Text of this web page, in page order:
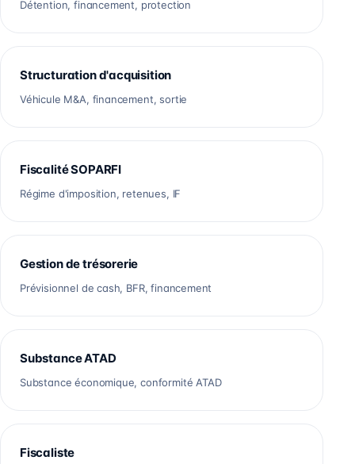
Détention, financement, protection
Structuration d'acquisition
Véhicule M&A, financement, sortie
Fiscalité SOPARFI
Régime d'imposition, retenues, IF
Gestion de trésorerie
Prévisionnel de cash, BFR, financement
Substance ATAD
Substance économique, conformité ATAD
Fiscaliste